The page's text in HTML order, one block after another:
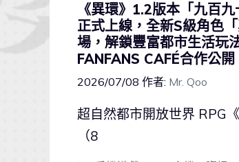
《異環》1.2版本「九百九
正式上線，全新S級角色
場，解鎖豐富都市生活玩
FANFANS CAFÉ合作公開
2026/07/08 作者: Mr. Qoo
超自然都市開放世界 RPG
（8